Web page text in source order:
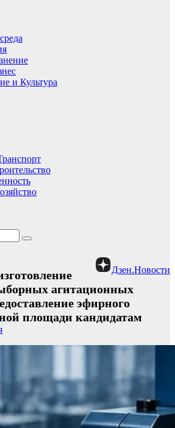
и Культура
Дзен.Новости
агитационных
эфирного
площади кандидатам